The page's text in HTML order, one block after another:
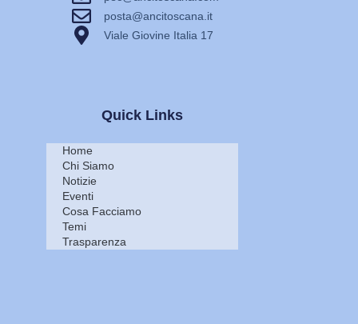
Quick Links
Home
Chi Siamo
Notizie
Eventi
Cosa Facciamo
Temi
Trasparenza
posta@ancitoscana.it
Viale Giovine Italia 17